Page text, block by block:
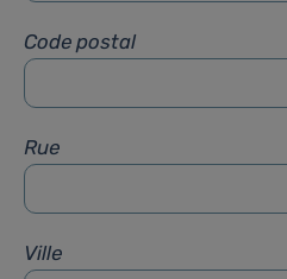
Code postal
Rue
Ville